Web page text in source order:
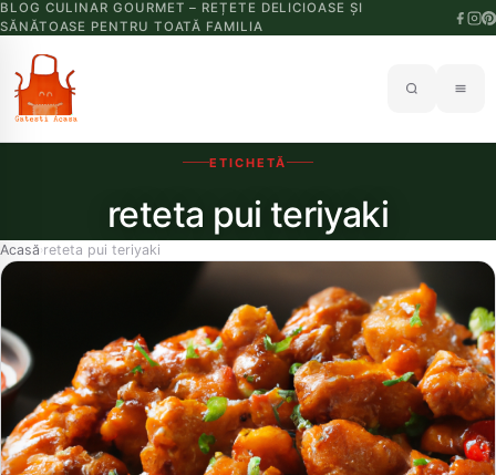
BLOG CULINAR GOURMET – REȚETE DELICIOASE ȘI
SĂNĂTOASE PENTRU TOATĂ FAMILIA
ETICHETĂ
reteta pui teriyaki
Acasă›reteta pui teriyaki